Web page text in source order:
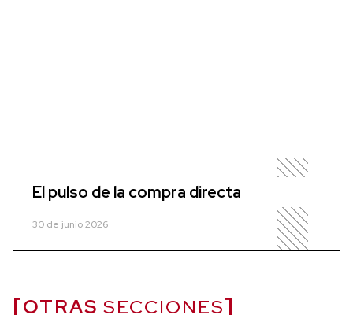
El pulso de la compra directa
30 de junio 2026
OTRAS SECCIONES